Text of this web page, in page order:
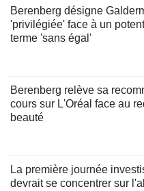
Berenberg désigne
'privilégiée' face à un
terme 'sans égal'
Berenberg relève sa
cours sur L'Oréal face au
beauté
La première journée
devrait se concentrer sur